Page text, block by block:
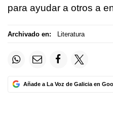
para ayudar a otros a
Archivado en: Literatura
Añade a La Voz de Galicia en